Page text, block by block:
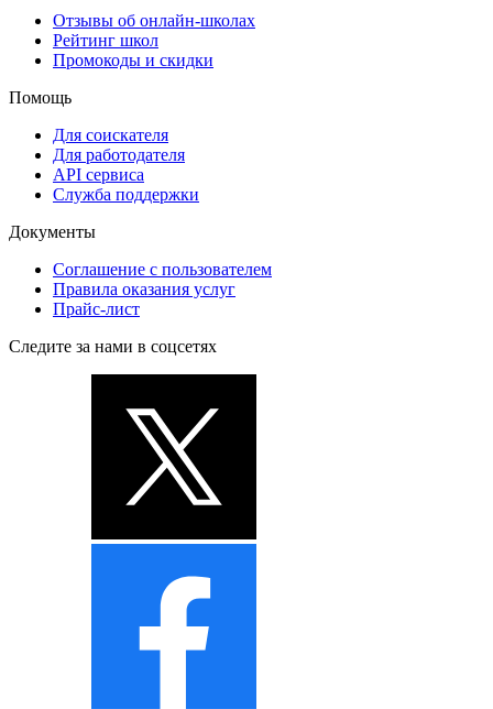
Отзывы об онлайн-школах
Рейтинг школ
Промокоды и скидки
Помощь
Для соискателя
Для работодателя
API сервиса
Служба поддержки
Документы
Соглашение с пользователем
Правила оказания услуг
Прайс-лист
Следите за нами в соцсетях